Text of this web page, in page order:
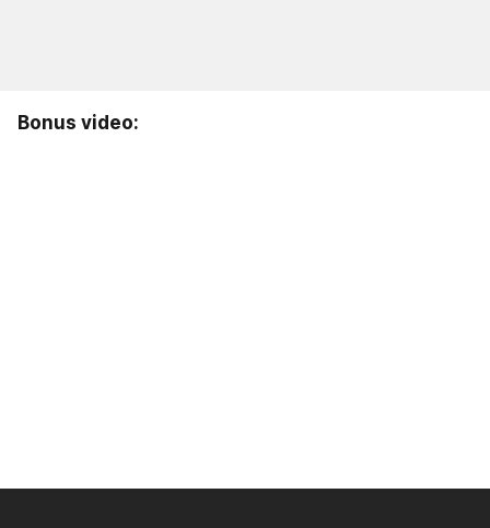
Bonus video: